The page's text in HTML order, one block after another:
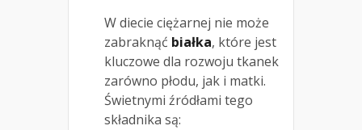
W diecie ciężarnej nie może
zabraknąć białka, które jest
kluczowe dla rozwoju tkanek
zarówno płodu, jak i matki.
Świetnymi źródłami tego
składnika są: